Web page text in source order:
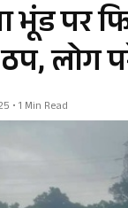
भूंड पर
लोग
• 1 Min Read